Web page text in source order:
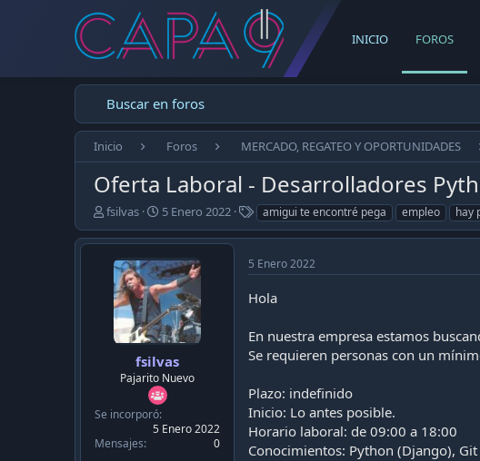
INICIO FOROS
Buscar en foros
Inicio Foros MERCADO, REGATEO Y OPORTUNIDADES
Oferta Laboral - Desarrolladores
E
m
p
fsilvas
F
e
c
h
a
d
e
p
u
b
l
i
c
a
5 Enero 2022
T
a
g
s
amigui te encontré pega empleo hay
fsilvas
Pajarito Nuevo
Se incorporó
5 Enero 2022
Mensajes
0
5 Enero 2022
Hola
En nuestra empresa estamos
Se requieren personas con un
Plazo: indefinido
Inicio: Lo antes posible.
Horario laboral: de 09:00 a 18:00
Conocimientos: Python (Django), Git